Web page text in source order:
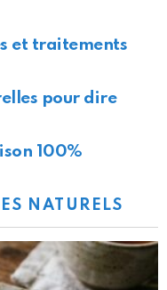
et traitements
pour dire
100%
NATURELS